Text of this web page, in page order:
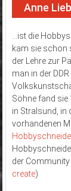
Anne
…ist die
kam sie schon
der Lehre zur
man in der
Söhne fand sie
in Stralsund, in
vorhandenen
der Community
create)